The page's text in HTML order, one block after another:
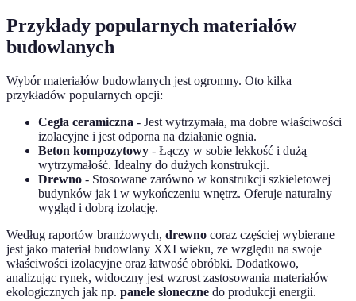
Przykłady popularnych materiałów
budowlanych
Wybór materiałów budowlanych jest ogromny. Oto kilka
przykładów popularnych opcji:
Cegła ceramiczna - Jest wytrzymała, ma dobre właściwości
izolacyjne i jest odporna na działanie ognia.
Beton kompozytowy - Łączy w sobie lekkość i dużą
wytrzymałość. Idealny do dużych konstrukcji.
Drewno - Stosowane zarówno w konstrukcji szkieletowej
budynków jak i w wykończeniu wnętrz. Oferuje naturalny
wygląd i dobrą izolację.
Według raportów branżowych, drewno coraz częściej wybierane
jest jako materiał budowlany XXI wieku, ze względu na swoje
właściwości izolacyjne oraz łatwość obróbki. Dodatkowo,
analizując rynek, widoczny jest wzrost zastosowania materiałów
ekologicznych jak np. panele słoneczne do produkcji energii.